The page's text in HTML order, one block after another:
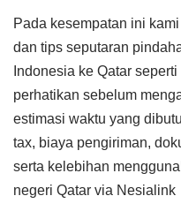
Pada kesempatan ini
dan tips seputaran
Indonesia ke Qatar
perhatikan sebelum
estimasi waktu yang
tax, biaya pengiriman,
serta kelebihan
negeri Qatar via Nesialink